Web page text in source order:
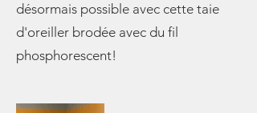
désormais possible avec cette taie
d'oreiller brodée avec du fil
phosphorescent!